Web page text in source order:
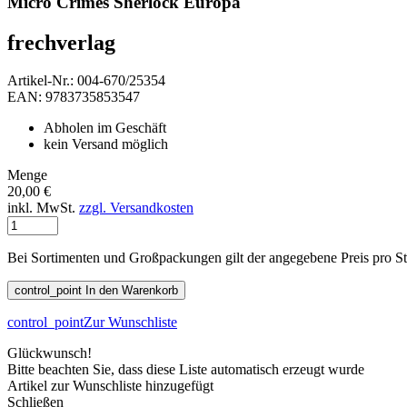
frechverlag
Artikel-Nr.: 004-670/25354
EAN: 9783735853547
Abholen im Geschäft
kein Versand möglich
Menge
20,00 €
inkl. MwSt. zzgl. Versandkosten
Bei Sortimenten und Großpackungen gilt der angegebene Preis pro
control_point In den Warenkorb
control_pointZur Wunschliste
Glückwunsch!
Bitte beachten Sie, dass diese Liste automatisch erzeugt wurde
Artikel zur Wunschliste hinzugefügt
Schließen